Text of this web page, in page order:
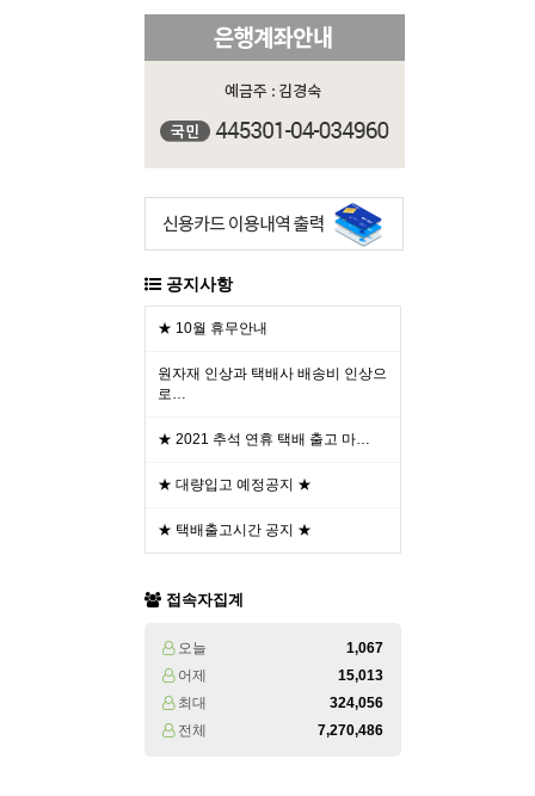
공지사항
★ 10월 휴무안내
원자재 인상과 택배사 배송비 인상으
로…
★ 2021 추석 연휴 택배 출고 마…
★ 대량입고 예정공지 ★
★ 택배출고시간 공지 ★
접속자집계
오늘
1,067
어제
15,013
최대
324,056
전체
7,270,486